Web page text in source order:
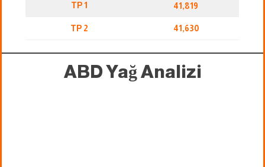
TP 1 41,819
TP 2 41,630
ABD Yağ Analizi